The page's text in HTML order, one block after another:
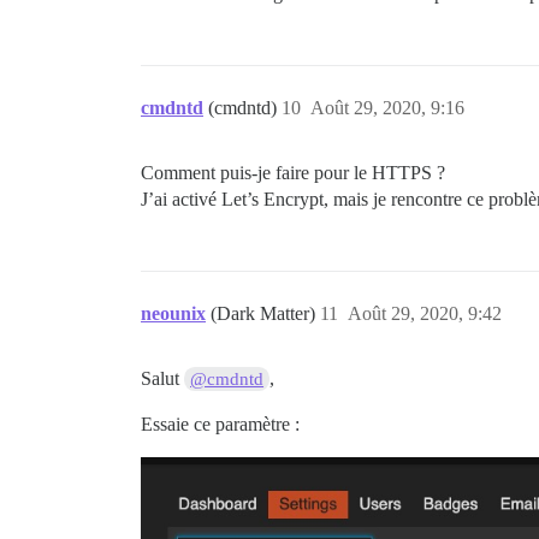
cmdntd (cmdntd) Août 29, 2020, 9:16
10
Comment puis-je faire pour le HTTPS ?
J’ai activé Let’s Encrypt, mais je rencontre ce
neounix (Dark Matter) Août 29, 2020, 9:42
11
Salut @cmdntd ,
Essaie ce paramètre :